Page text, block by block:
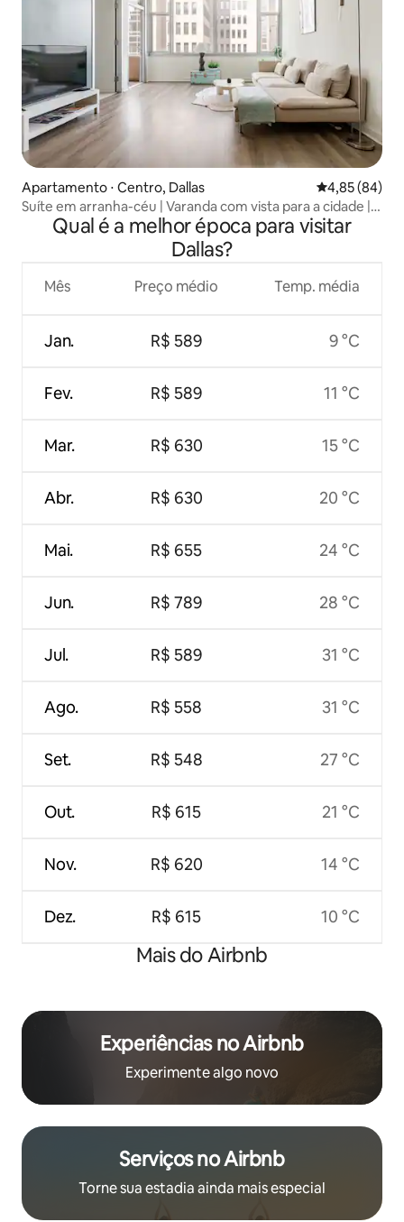
Apartamento ⋅ Centro, Dallas 4,85 de uma
4,85 (84)
Suíte em arranha-céu | Varanda com vista para a cidade |
Estacionamento gratuito
Qual é a melhor época para visitar
Dallas?
Mês
Jan.
Fev.
Mar.
Abr.
Mai.
Jun.
Jul.
Ago.
Set.
Out.
Nov.
Dez.
Preço médio
R$ 589
R$ 589
R$ 630
R$ 630
R$ 655
R$ 789
R$ 589
R$ 558
R$ 548
R$ 615
R$ 620
R$ 615
Temp. média
9 °C
11 °C
15 °C
20 °C
24 °C
28 °C
31 °C
31 °C
27 °C
21 °C
14 °C
10 °C
Mais do Airbnb
Experiências no Airbnb
Experimente algo novo
Serviços no Airbnb
Torne sua estadia ainda mais especial